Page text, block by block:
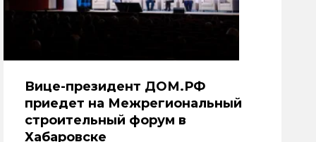
Вице-президент ДОМ.РФ
приедет на Межрегиональный
строительный форум в
Хабаровске